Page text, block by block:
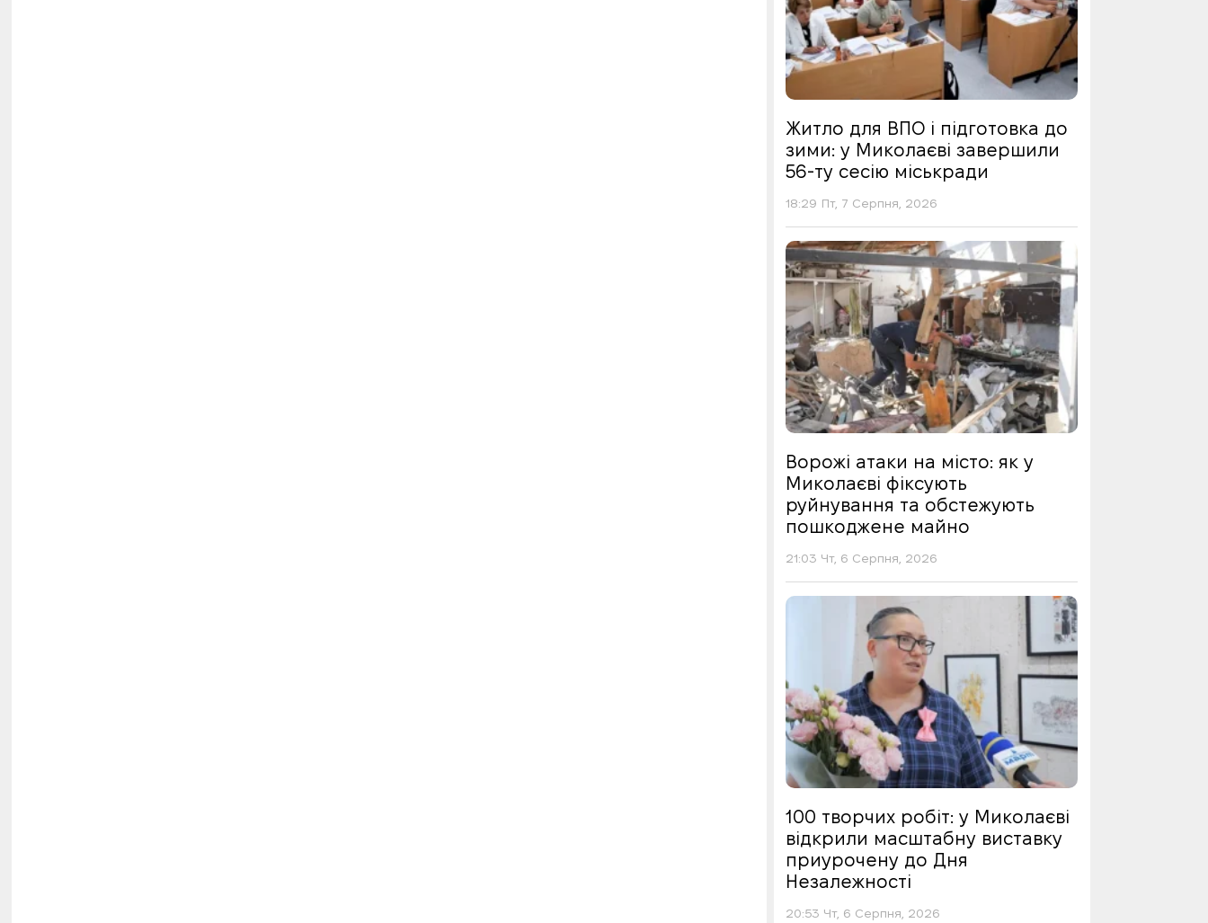
Житло для ВПО і підготовка до
зими: у Миколаєві завершили
56-ту сесію міськради
18:29 Пт, 7 Серпня, 2026
Ворожі атаки на місто: як у
Миколаєві фіксують
руйнування та обстежують
пошкоджене майно
21:03 Чт, 6 Серпня, 2026
100 творчих робіт: у Миколаєві
відкрили масштабну виставку
приурочену до Дня
Незалежності
20:53 Чт, 6 Серпня, 2026